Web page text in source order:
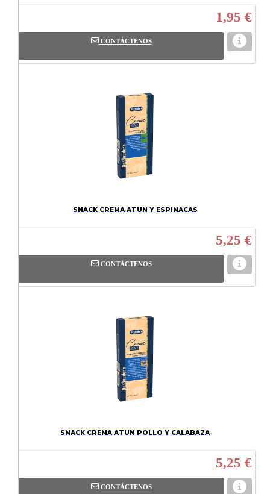
1,95 €
CONTÁCTENOS
SNACK CREMA ATUN Y ESPINACAS
5,25 €
CONTÁCTENOS
SNACK CREMA ATUN POLLO Y CALABAZA
5,25 €
CONTÁCTENOS